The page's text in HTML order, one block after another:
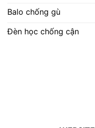
Balo chống gù
Đèn học chống cận